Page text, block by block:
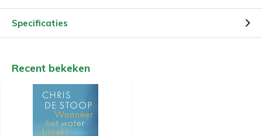
Specificaties
Recent bekeken